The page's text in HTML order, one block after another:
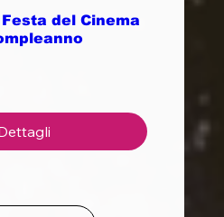
del Cinema